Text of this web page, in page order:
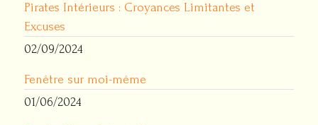
Pirates Intérieurs : Croyances Limitantes et
Excuses
02/09/2024
Fenêtre sur moi-même
01/06/2024